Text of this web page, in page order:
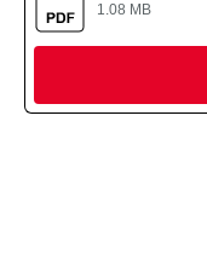
1.08 MB